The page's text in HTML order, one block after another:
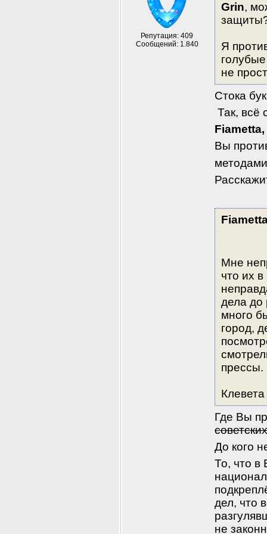
Репутация: 409
Сообщений: 1.840
Grin,
Я
не
Стока
Так, всё
Fiametta,
Вы
Мне
что их
дела до
много
город,
прессы.
Где Вы
До кого
То, что в
дел, что
не